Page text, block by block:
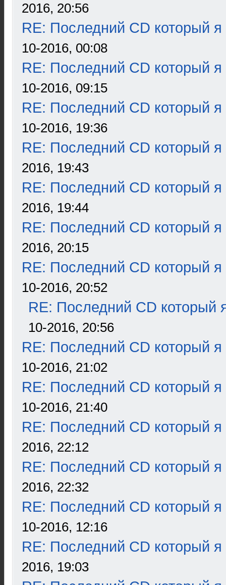
2016, 20:56
RE: Последний CD который я
10-2016, 00:08
RE: Последний CD который я
10-2016, 09:15
RE: Последний CD который я
10-2016, 19:36
RE: Последний CD который я
2016, 19:43
RE: Последний CD который я
2016, 19:44
RE: Последний CD который я
2016, 20:15
RE: Последний CD который я
10-2016, 20:52
RE: Последний CD который
10-2016, 20:56
RE: Последний CD который я
10-2016, 21:02
RE: Последний CD который я
10-2016, 21:40
RE: Последний CD который я
2016, 22:12
RE: Последний CD который я
2016, 22:32
RE: Последний CD который я
10-2016, 12:16
RE: Последний CD который я
2016, 19:03